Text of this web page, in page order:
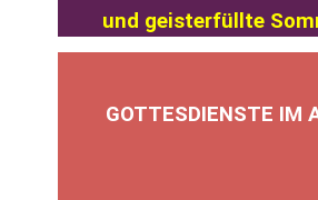
und geisterfüllte
GOTTESDIENSTE IM